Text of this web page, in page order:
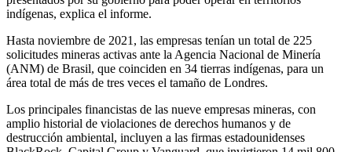
indígenas, explica el informe.
Hasta noviembre de 2021, las empresas tenían un total de 225
solicitudes mineras activas ante la Agencia Nacional de Minería
(ANM) de Brasil, que coinciden en 34 tierras indígenas, para un
área total de más de tres veces el tamaño de Londres.
Los principales financistas de las nueve empresas mineras, con
amplio historial de violaciones de derechos humanos y de
destrucción ambiental, incluyen a las firmas estadounidenses